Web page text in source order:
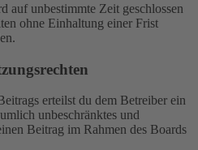
auf unbestimmte Zeit geschlossen
ohne Einhaltung einer Frist
erteilst du dem Betreiber ein
unbeschränktes und
Beitrag im Rahmen des Boards